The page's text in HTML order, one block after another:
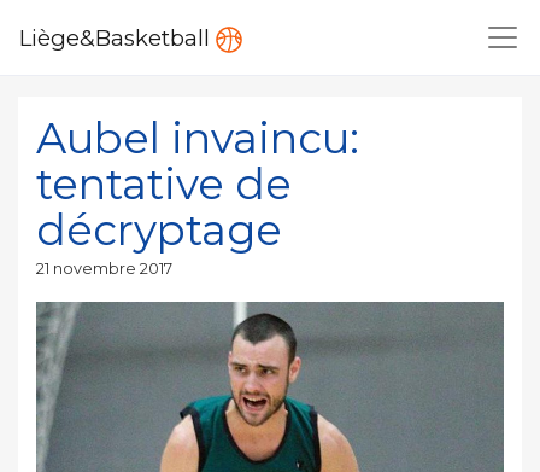
Liège&Basketball
Aubel invaincu:
tentative de
décryptage
Publié
21 novembre 2017